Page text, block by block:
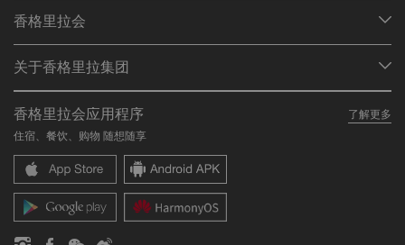
查找预订
餐厅与酒吧
香格里拉会
加入香格里拉会
常见问题
联络我们
关于香格里拉集团
我们的酒店品牌
香格里拉中心
香格里拉公寓
联系方式
职业发展
企业社会责任
新闻稿
香格里拉会应用程序
了解更多
住宿、餐饮、购物 随想随享